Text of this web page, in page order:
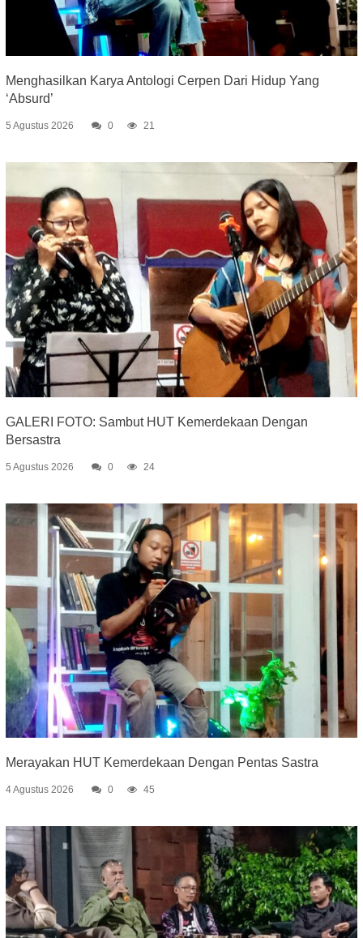
Menghasilkan Karya Antologi Cerpen Dari Hidup Yang
‘Absurd’
5 Agustus 2026 0 21
GALERI FOTO: Sambut HUT Kemerdekaan Dengan
Bersastra
5 Agustus 2026 0 24
Merayakan HUT Kemerdekaan Dengan Pentas Sastra
4 Agustus 2026 0 45